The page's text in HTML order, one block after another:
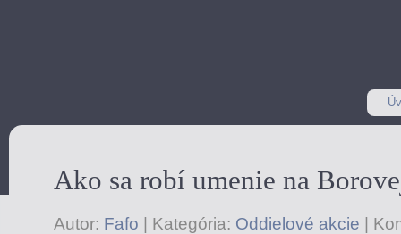
Ako sa robí umenie na
Autor: Fafo | Kategória: Oddielové akcie |